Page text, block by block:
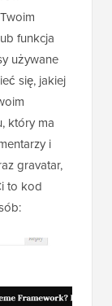
funkcja
używane
się, jakiej
który ma
i
gravatar,
kod